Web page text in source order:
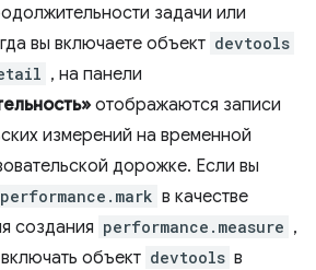
задачи или
вы включаете объект devtools
, на панели
отображаются записи
измерений на временной
дорожке. Если вы
performance.mark в качестве
создания performance.measure ,
объект devtools в